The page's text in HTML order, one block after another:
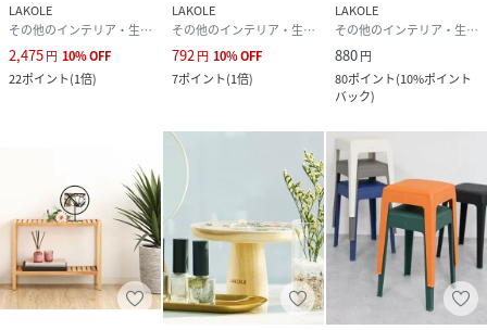
LAKOLE
その他のインテリア・生活雑貨
2,475円 10%OFF
22ポイント(1倍)
LAKOLE
その他のインテリア・生活雑貨
792円 10%OFF
7ポイント(1倍)
LAKOLE
その他のインテリア・生活雑貨
880円
80ポイント(10%ポイント
バック)